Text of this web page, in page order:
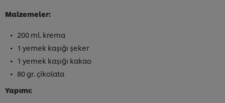
Malzemeler:
200 ml. krema
1 yemek kaşığı şeker
1 yemek kaşığı kakao
80 gr. çikolata
Yapımı: